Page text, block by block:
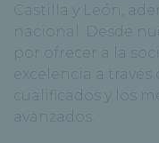
Castilla y León,
nacional. Desde
por ofrecer a la
excelencia a través
cualificados y los
avanzados.